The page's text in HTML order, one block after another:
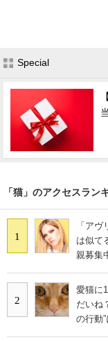
Special
「猫」のアクセスラン
1
「ア
は似て
親募集
2
愛猫に
だいね
の行動